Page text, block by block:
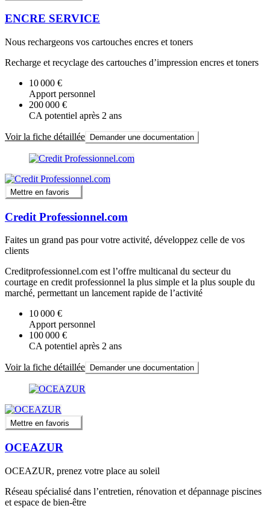
ENCRE SERVICE
Nous rechargeons vos cartouches encres et toners
Recharge et recyclage des cartouches d’impression encres et toners
10 000 €
Apport personnel
200 000 €
CA potentiel après 2 ans
Voir la fiche détaillée Demander une documentation
Mettre en favoris
Credit Professionnel.com
Faites un grand pas pour votre activité, développez celle de vos
clients
Creditprofessionnel.com est l’offre multicanal du secteur du
courtage en credit professionnel la plus simple et la plus souple du
marché, permettant un lancement rapide de l’activité
10 000 €
Apport personnel
100 000 €
CA potentiel après 2 ans
Voir la fiche détaillée Demander une documentation
Mettre en favoris
OCEAZUR
OCEAZUR, prenez votre place au soleil
Réseau spécialisé dans l’entretien, rénovation et dépannage piscines
et espace de bien-être